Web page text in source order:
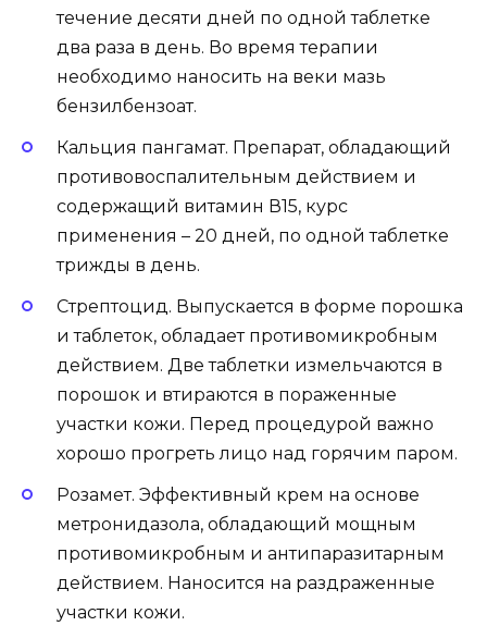
течение десяти дней по одной таблетке
два раза в день. Во время терапии
необходимо наносить на веки мазь
бензилбензоат.
Кальция пангамат. Препарат, обладающий
противовоспалительным действием и
содержащий витамин В15, курс
применения – 20 дней, по одной таблетке
трижды в день.
Стрептоцид. Выпускается в форме порошка
и таблеток, обладает противомикробным
действием. Две таблетки измельчаются в
порошок и втираются в пораженные
участки кожи. Перед процедурой важно
хорошо прогреть лицо над горячим паром.
Розамет. Эффективный крем на основе
метронидазола, обладающий мощным
противомикробным и антипаразитарным
действием. Наносится на раздраженные
участки кожи.